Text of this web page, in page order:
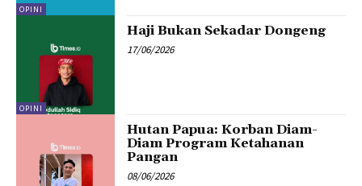
OPINI
OPINI
Haji Bukan Sekadar Dongeng
17/06/2026
Hutan Papua: Korban Diam-
Diam Program Ketahanan
Pangan
08/06/2026